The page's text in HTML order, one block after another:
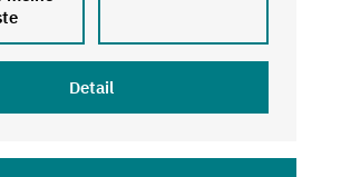
Detail